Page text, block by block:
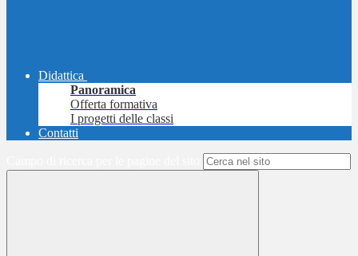
Didattica
Panoramica
Offerta formativa
I progetti delle classi
Contatti